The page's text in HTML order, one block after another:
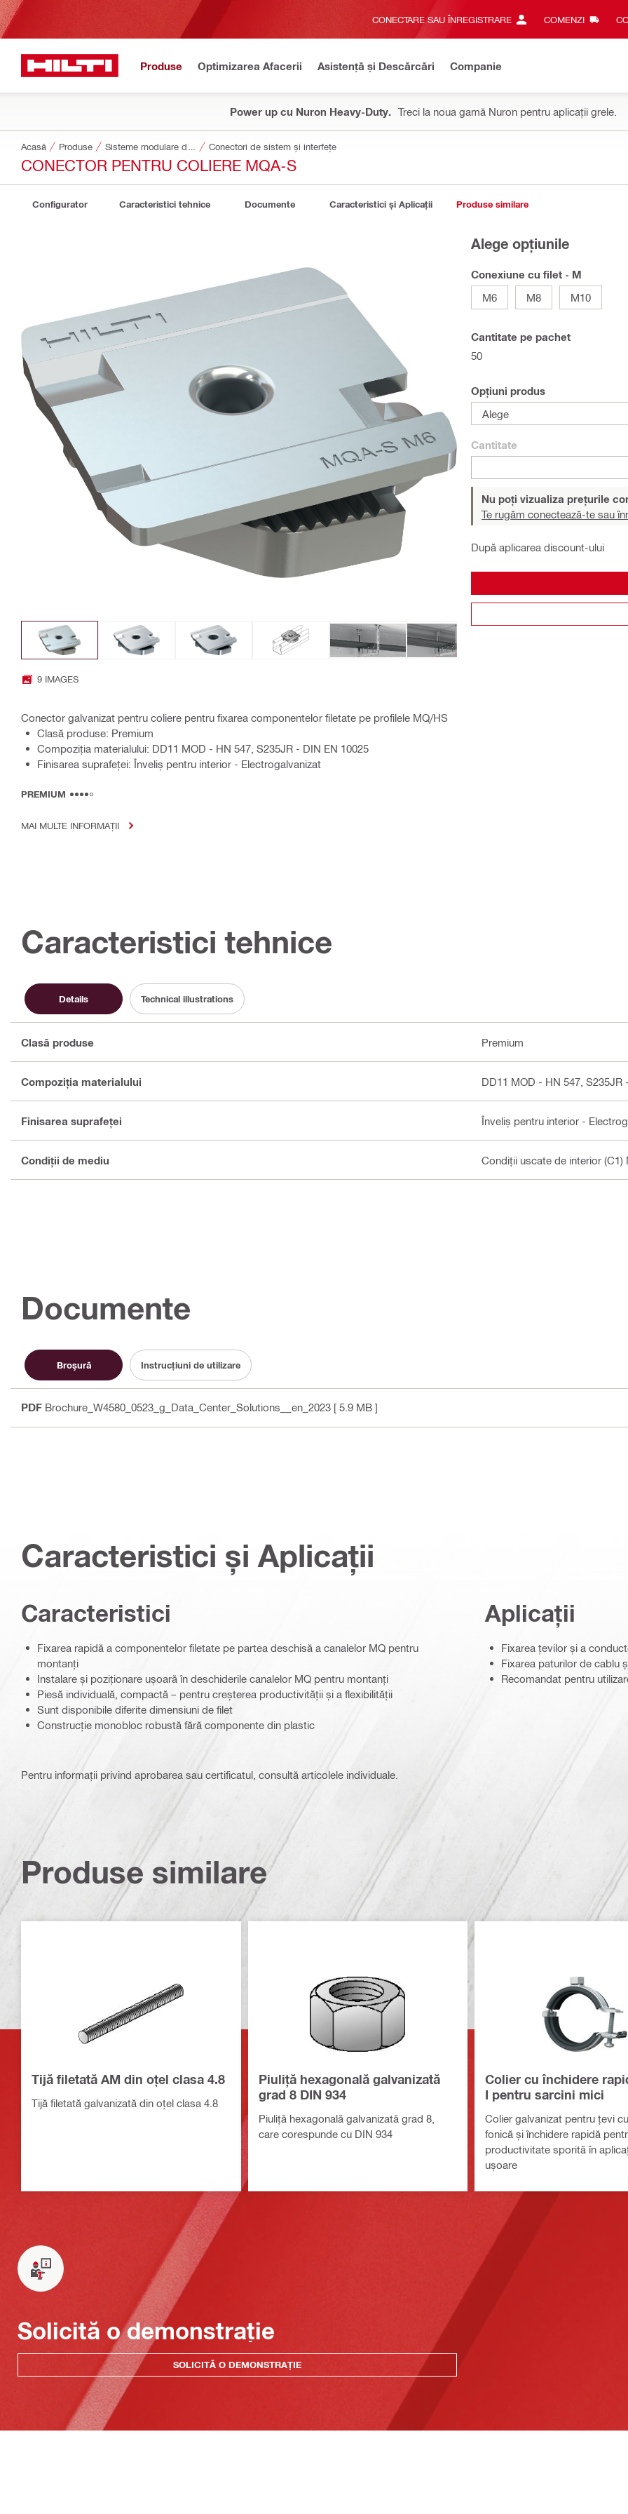
CONECTARE SAU ÎNREGISTRARE COMENZI
Produse Optimizarea Afacerii Asistență și Descărcări Companie
Power up cu Nuron Heavy-Duty. Treci la noua gamă Nuron pentru aplicații grele.
Acasă Produse Conectori de sistem și interfețe
CONECTOR PENTRU COLIERE MQA-S
Configurator Caracteristici tehnice Documente Caracteristici și Aplicații Produse similare
9 IMAGES
Conector galvanizat pentru coliere pentru fixarea componentelor filetate pe profilele MQ/HS
Clasă produse: Premium
Compoziţia materialului: DD11 MOD - HN 547, S235JR - DIN EN 10025
Finisarea suprafeţei: Înveliș pentru interior - Electrogalvanizat
PREMIUM
MAI MULTE INFORMAȚII
Alege opțiunile
Conexiune cu filet - M
M6
M8 M10
Cantitate pe pachet
50
Opțiuni produs
Alege
Cantitate
Nu poți vizualiza prețurile
Te rugăm conectează-te sau
După aplicarea discount-ului
Caracteristici tehnice
Details Technical illustrations
Clasă produse Premium
Compoziţia materialului DD11 MOD - HN 547, S235JR
Finisarea suprafeţei Înveliș pentru interior -
Condiţii de mediu Condiții uscate de interior
Documente
Broşură Instrucțiuni de utilizare
PDF Brochure_W4580_0523_g_Data_Center_Solutions__en_2023 [ 5.9 MB ]
Caracteristici și Aplicații
Caracteristici
Fixarea rapidă a componentelor filetate pe partea deschisă a canalelor MQ pentru
montanți
Instalare și poziționare ușoară în deschiderile canalelor MQ pentru montanți
Piesă individuală, compactă – pentru creșterea productivității și a flexibilității
Sunt disponibile diferite dimensiuni de filet
Construcție monobloc robustă fără componente din plastic
Aplicații
Fixarea țevilor și a
Fixarea paturilor de cablu
Recomandat pentru
Pentru informații privind aprobarea sau certificatul, consultă articolele individuale.
Produse similare
Tijă filetată AM din oțel clasa 4.8
Tijă filetată galvanizată din oțel clasa 4.8
Piuliță hexagonală galvanizată
grad 8 DIN 934
Piuliță hexagonală galvanizată grad 8,
care corespunde cu DIN 934
Colier cu închidere
I pentru sarcini mici
Colier galvanizat pentru țevi
fonică și închidere rapidă
productivitate sporită în
ușoare
Solicită o demonstrație
SOLICITĂ O DEMONSTRAȚIE